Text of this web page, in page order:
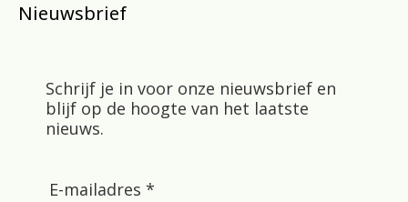
Nieuwsbrief
Schrijf je in voor onze nieuwsbrief en
blijf op de hoogte van het laatste
nieuws.
E-mailadres *